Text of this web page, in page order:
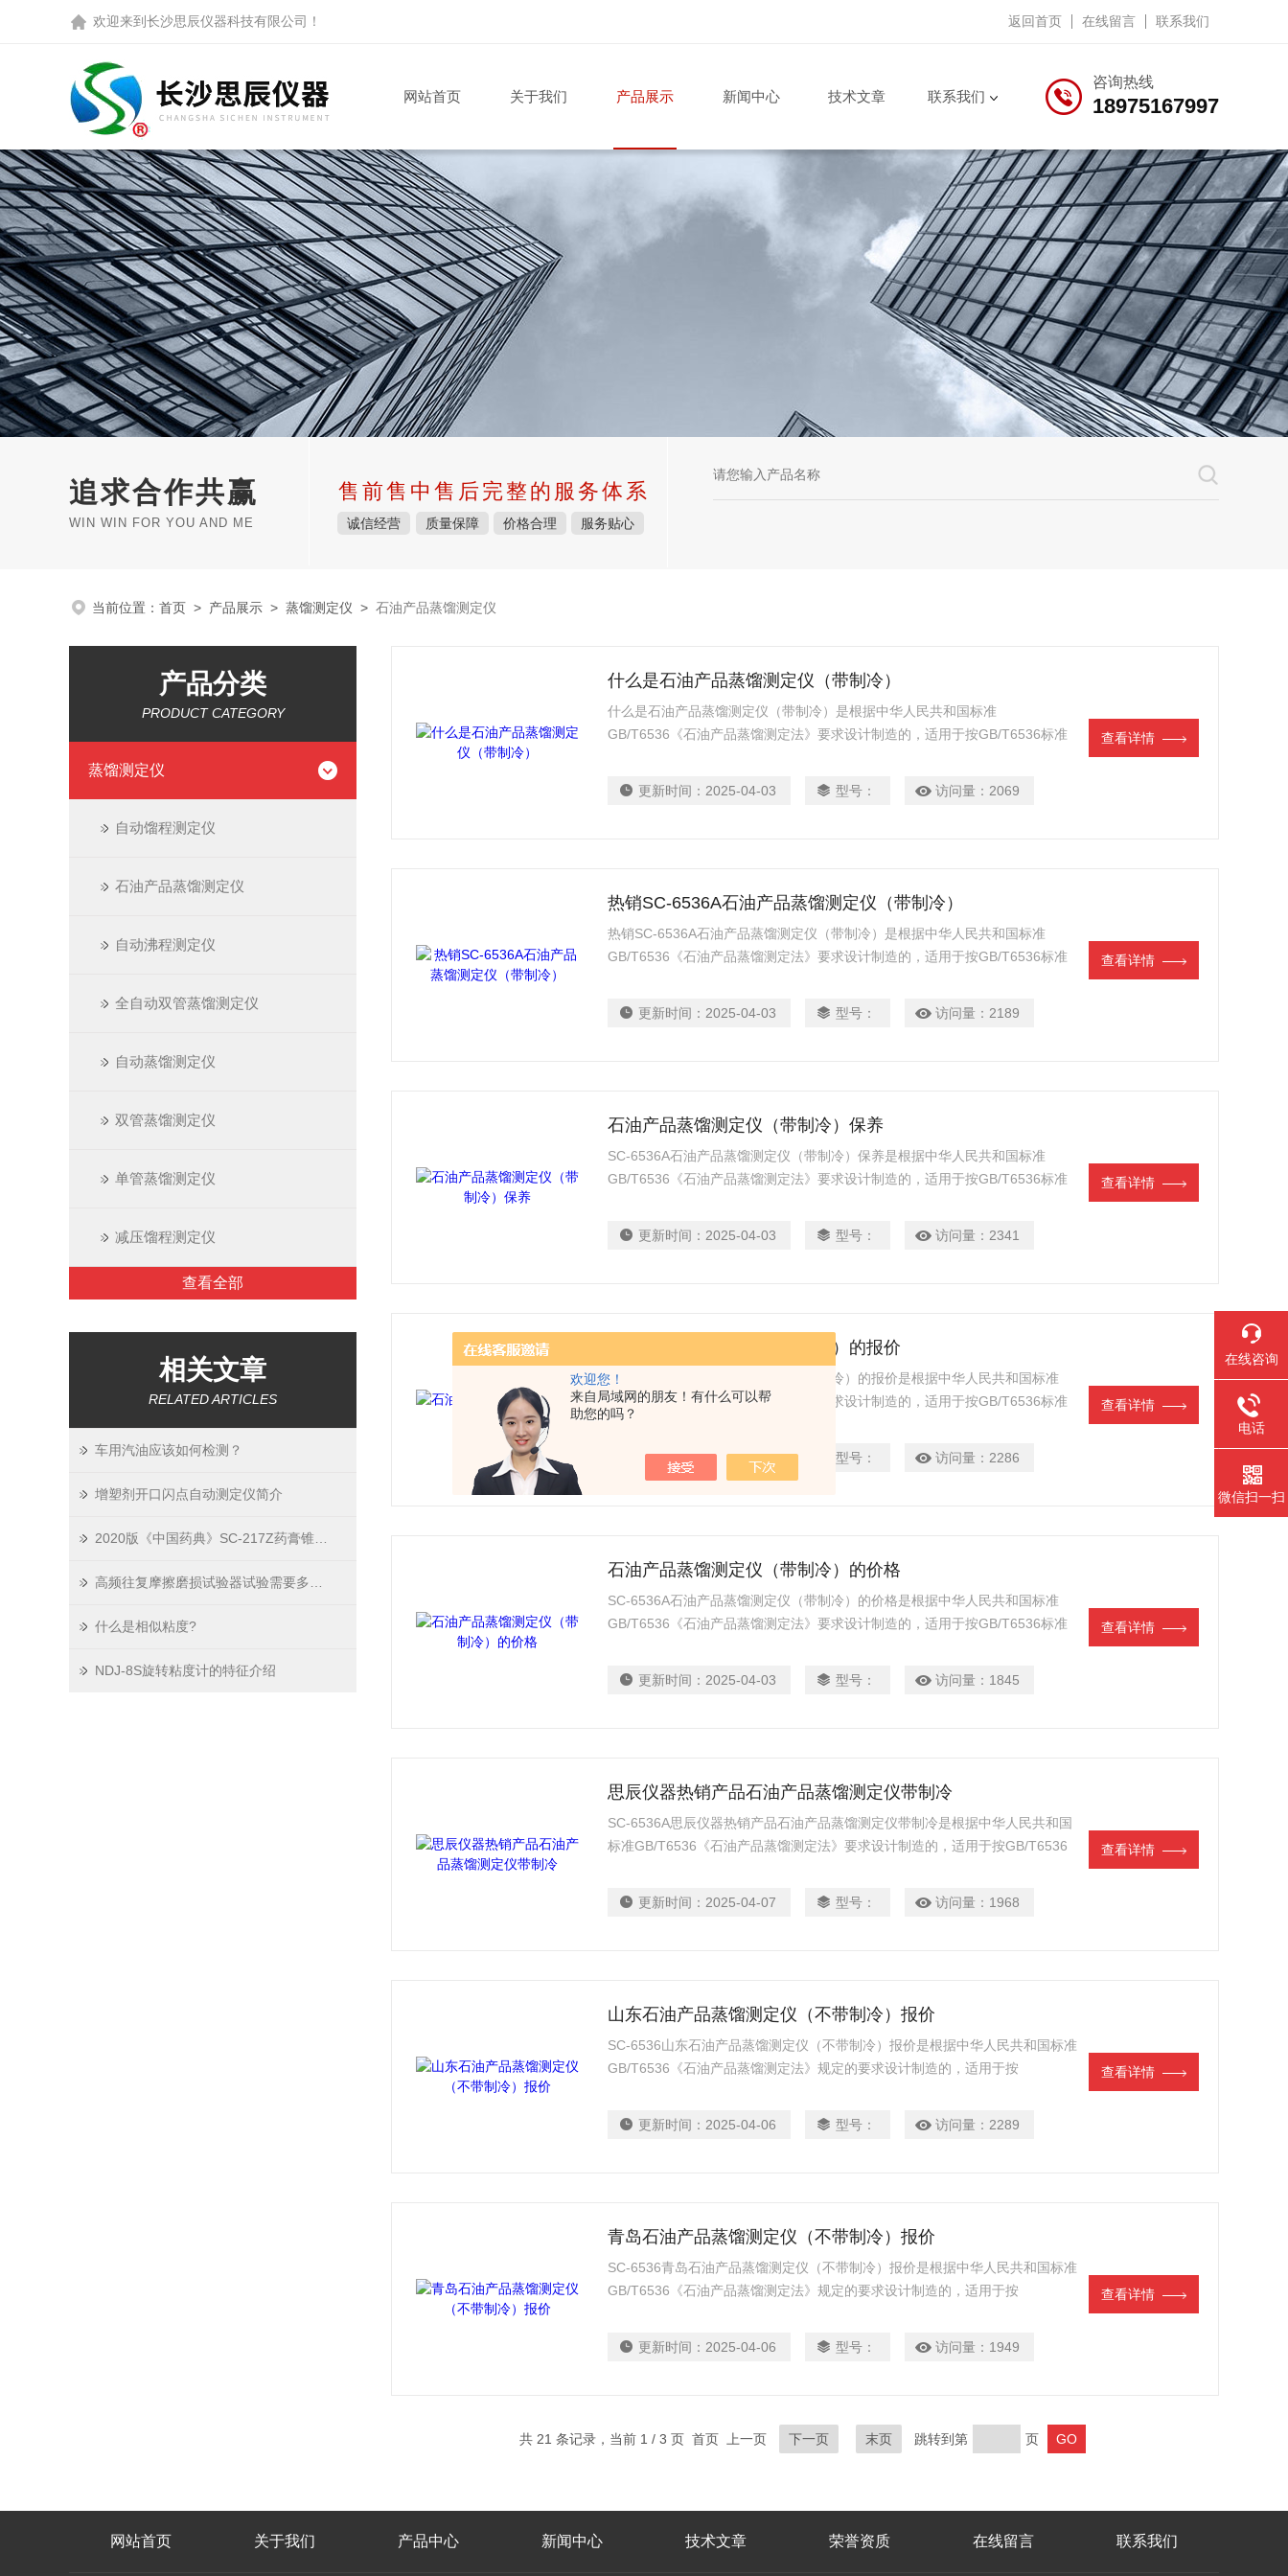
欢迎您！
来自局域网的朋友！有什么可以帮
助您的吗？
欢迎来到 长沙思辰仪器科技有限公司 ！ 返回首页 在线留言 联系我们
咨询热线
18975167997
网站首页 关于我们 产品展示 新闻中心 技术文章 联系我们
追求合作共赢
WIN WIN FOR YOU AND ME
售前售中售后完整的服务体系
诚信经营 质量保障 价格合理 服务贴心
当前位置： 首页 > 产品展示 > 蒸馏测定仪 > 石油产品蒸馏测定仪
产品分类
PRODUCT CATEGORY
蒸馏测定仪
自动馏程测定仪
石油产品蒸馏测定仪
自动沸程测定仪
全自动双管蒸馏测定仪
自动蒸馏测定仪
双管蒸馏测定仪
单管蒸馏测定仪
减压馏程测定仪
查看全部
相关文章
RELATED ARTICLES
车用汽油应该如何检测？
增塑剂开口闪点自动测定仪简介
什么是相似粘度?
NDJ-8S旋转粘度计的特征介绍
什么是石油产品蒸馏测定仪（带制冷）
什么是石油产品蒸馏测定仪（带制冷）是根据中华人民共和国标准
GB/T6536《石油产品蒸馏测定法》要求设计制造的，适用于按GB/T6536标准
更新时间： 2025-04-03 型号： 访问量： 2069
查看详情
热销SC-6536A石油产品蒸馏测定仪（带制冷）
热销SC-6536A石油产品蒸馏测定仪（带制冷）是根据中华人民共和国标准
GB/T6536《石油产品蒸馏测定法》要求设计制造的，适用于按GB/T6536标准
更新时间： 2025-04-03 型号： 访问量： 2189
查看详情
石油产品蒸馏测定仪（带制冷）保养
SC-6536A石油产品蒸馏测定仪（带制冷）保养是根据中华人民共和国标准
GB/T6536《石油产品蒸馏测定法》要求设计制造的，适用于按GB/T6536标准
更新时间： 2025-04-03 型号： 访问量： 2341
查看详情
石油产品蒸馏测定仪（带制冷）的报价
SC-6536A石油产品蒸馏测定仪（带制冷）的报价是根据中华人民共和国标准
GB/T6536《石油产品蒸馏测定法》要求设计制造的，适用于按GB/T6536标准
对汽油、航空汽油、喷气燃料、特殊沸点的溶剂、石脑油、柴油、馏分燃料和相
更新时间：2025-04-03 型号： 访问量： 2286
查看详情
石油产品蒸馏测定仪（带制冷）的价格
SC-6536A石油产品蒸馏测定仪（带制冷）的价格是根据中华人民共和国标准
GB/T6536《石油产品蒸馏测定法》要求设计制造的，适用于按GB/T6536标准
更新时间： 2025-04-03 型号： 访问量： 1845
查看详情
思辰仪器热销产品石油产品蒸馏测定仪带制冷
SC-6536A思辰仪器热销产品石油产品蒸馏测定仪带制冷是根据中华人民共和国
标准GB/T6536《石油产品蒸馏测定法》要求设计制造的，适用于按GB/T6536
更新时间： 2025-04-07 型号： 访问量： 1968
查看详情
山东石油产品蒸馏测定仪（不带制冷）报价
SC-6536山东石油产品蒸馏测定仪（不带制冷）报价是根据中华人民共和国标准
GB/T6536《石油产品蒸馏测定法》规定的要求设计制造的，适用于按
更新时间： 2025-04-06 型号： 访问量： 2289
查看详情
青岛石油产品蒸馏测定仪（不带制冷）报价
SC-6536青岛石油产品蒸馏测定仪（不带制冷）报价是根据中华人民共和国标准
GB/T6536《石油产品蒸馏测定法》规定的要求设计制造的，适用于按
更新时间： 2025-04-06 型号： 访问量： 1949
查看详情
共 21 条记录，当前 1 / 3 页 首页 上一页 下一页 末页 跳转到第 页
网站首页 关于我们 产品中心 新闻中心 技术文章 荣誉资质 在线留言 联系我们
在线咨询
电话
微信扫一扫